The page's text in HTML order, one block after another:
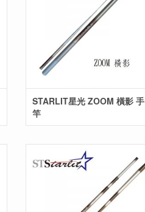
STARLIT星光 ZOOM 橫影 手
竿